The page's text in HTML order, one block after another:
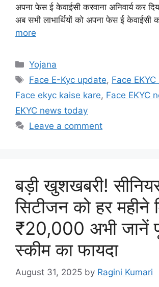
अपना फेस ई केवाईसी करवाना अनिवार्य कर
अब सभी लाभार्थियों को अपना फेस ई केवाईसी
more
Categories
Yojana
Tags
Face E-Kyc update, Face
Face ekyc kaise kare, Face EKYC
EKYC news today
Leave a comment
बड़ी खुशखबरी!
सिटीजन को हर महीने
₹20,000 अभी जानें
स्कीम का फायदा
August 31, 2025 by Ragini Kumari